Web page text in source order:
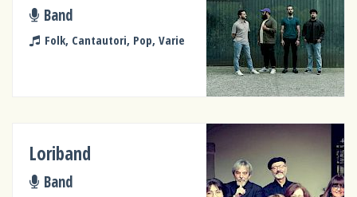
Band
Folk, Cantautori, Pop, Varie
Loriband
Band